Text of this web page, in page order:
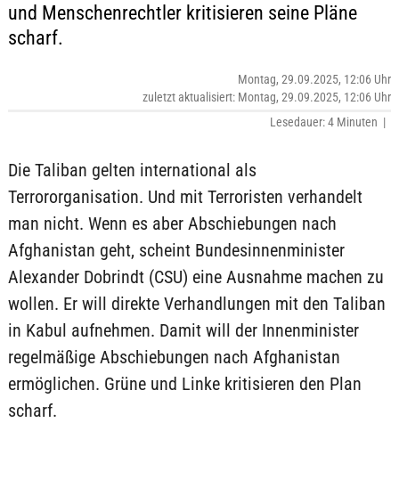
und Menschenrechtler kritisieren seine Pläne
scharf.
Montag, 29.09.2025, 12:06 Uhr
zuletzt aktualisiert: Montag, 29.09.2025, 12:06 Uhr
Lesedauer: 4 Minuten |
Die Taliban gelten international als
Terrororganisation. Und mit Terroristen verhandelt
man nicht. Wenn es aber Abschiebungen nach
Afghanistan geht, scheint Bundesinnenminister
Alexander Dobrindt (CSU) eine Ausnahme machen zu
wollen. Er will direkte Verhandlungen mit den Taliban
in Kabul aufnehmen. Damit will der Innenminister
regelmäßige Abschiebungen nach Afghanistan
ermöglichen. Grüne und Linke kritisieren den Plan
scharf.